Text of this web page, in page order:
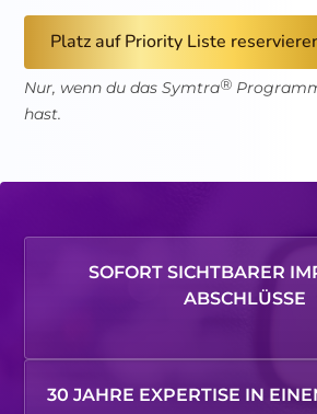
Platz auf Priority Liste
Nur, wenn du das Symtra®
hast.
SOFORT SICHTBARER
ABSCHLÜSSE
30 JAHRE EXPERTISE IN